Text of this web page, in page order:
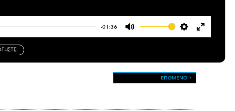
-01:36
Mute Settings
Enter
ΕΠΟΜΕΝΟ